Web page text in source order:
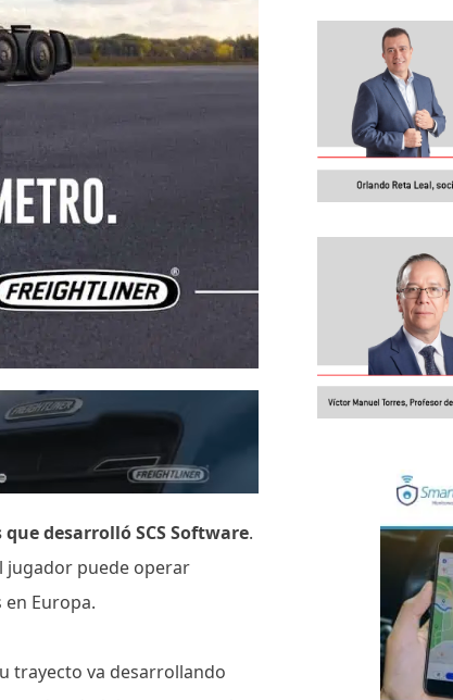
que desarrollóSCS Software.
jugador puede operar
Europa.
trayecto va desarrollando